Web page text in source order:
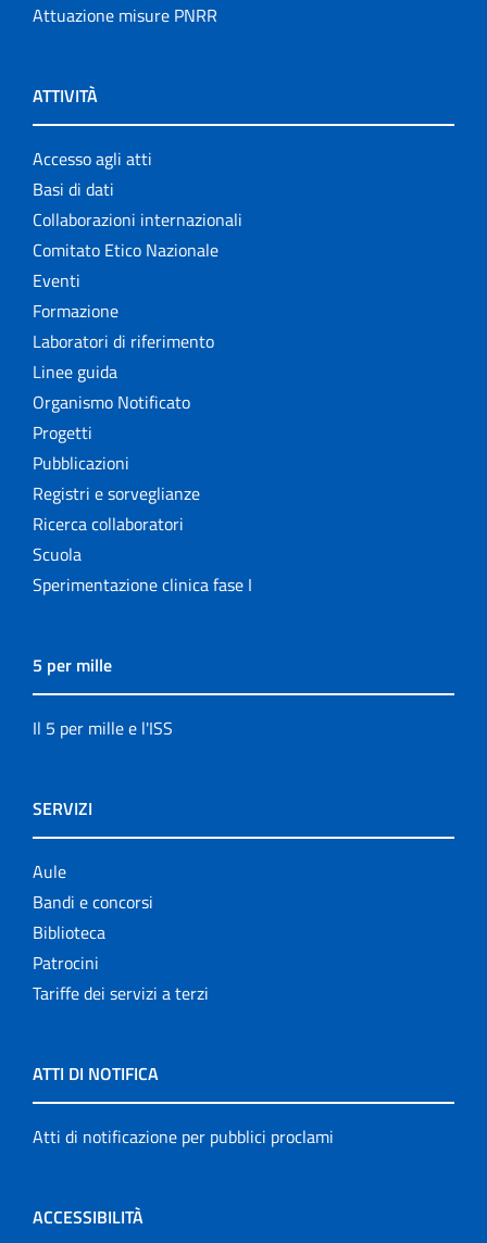
Attuazione misure PNRR
ATTIVITÀ
Accesso agli atti
Basi di dati
Collaborazioni internazionali
Comitato Etico Nazionale
Eventi
Formazione
Laboratori di riferimento
Linee guida
Organismo Notificato
Progetti
Pubblicazioni
Registri e sorveglianze
Ricerca collaboratori
Scuola
Sperimentazione clinica fase I
5 per mille
Il 5 per mille e l'ISS
SERVIZI
Aule
Bandi e concorsi
Biblioteca
Patrocini
Tariffe dei servizi a terzi
ATTI DI NOTIFICA
Atti di notificazione per pubblici proclami
ACCESSIBILITÀ